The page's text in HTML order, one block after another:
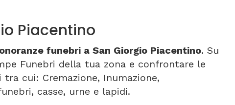
Piacentino
onoranze funebri a San Giorgio Piacentino. Su
Funebri della tua zona e confrontare le
cui: Cremazione, Inumazione,
casse, urne e lapidi.